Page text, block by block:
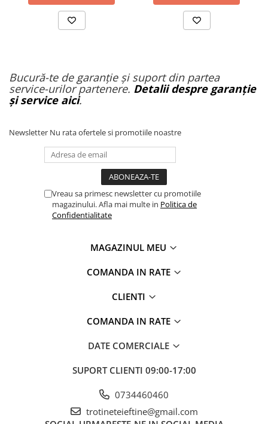
Bucură-te de garanție și suport din partea
service-urilor partenere. Detalii despre garanție
și service aici.
Newsletter Nu rata ofertele si promotiile noastre
Vreau sa primesc newsletter cu promotiile
magazinului. Afla mai multe in Politica de
Confidentialitate
MAGAZINUL MEU
COMANDA IN RATE
CLIENTI
COMANDA IN RATE
DATE COMERCIALE
SUPORT CLIENTI 09:00-17:00
0734460460
trotineteieftine@gmail.com